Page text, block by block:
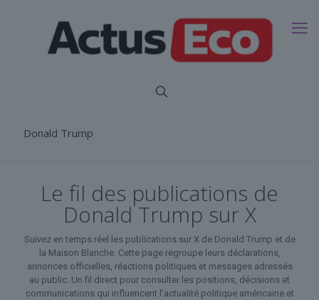
Donald Trump
Le fil des publications de
Donald Trump sur X
Suivez en temps réel les publications sur X de Donald Trump et de
la Maison Blanche. Cette page regroupe leurs déclarations,
annonces officielles, réactions politiques et messages adressés
au public. Un fil direct pour consulter les positions, décisions et
communications qui influencent l’actualité politique américaine et